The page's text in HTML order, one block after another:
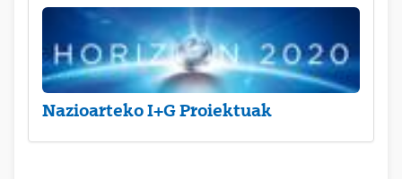
Nazioarteko I+G Proiektuak